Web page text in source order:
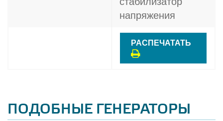
напряжения
РАСПЕЧАТАТЬ
ПОДОБНЫЕ ГЕНЕРАТОРЫ